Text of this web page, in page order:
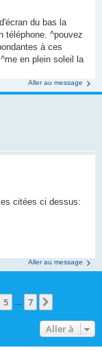
du bas la
téléphone. ^pouvez
à ces
en plein soleil la
Aller au message
citées ci dessus:
Aller au message
5 7
Aller à